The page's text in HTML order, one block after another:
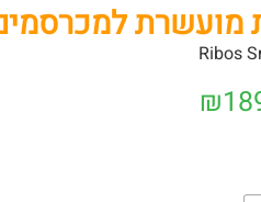
מועשרת
Ribos
₪